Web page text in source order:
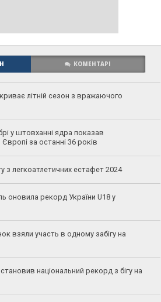
КОМЕНТАРІ
літній сезон з вражаючого
у штовханні ядра показав
за останні 36 років
з легкоатлетичних естафет 2024
оновила рекорд України U18 у
взяли участь в одному забігу на
національний рекорд з бігу на